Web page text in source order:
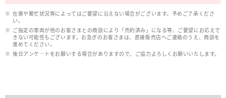
在庫や繁忙状況等によってはご要望に沿えない場合がございます。予めご了承くださ
い。
ご指定の車両が他のお客さまとの商談により「売約済み」になる等、ご要望にお応えで
きない可能性もございます。お急ぎのお客さまは、直接販売店へご連絡のうえ、商談を
進めてください。
後日アンケ―トをお願いする場合がありますので、ご協力よろしくお願いいたします。